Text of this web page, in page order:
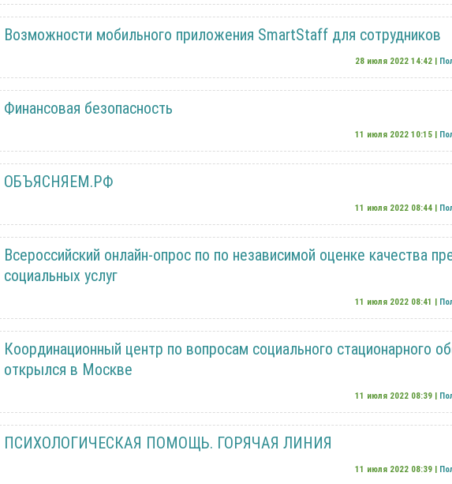
Возможности мобильного приложения SmartStaff для сотрудников
28 июля 2022 14:42 |
Финансовая безопасность
11 июля 2022 10:15 |
ОБЪЯСНЯЕМ.РФ
11 июля 2022 08:44 |
Всероссийский онлайн-опрос по по независимой оценке качества
социальных услуг
11 июля 2022 08:41 |
Координационный центр по вопросам социального стационарного
открылся в Москве
11 июля 2022 08:39 |
ПСИХОЛОГИЧЕСКАЯ ПОМОЩЬ. ГОРЯЧАЯ ЛИНИЯ
11 июля 2022 08:39 |